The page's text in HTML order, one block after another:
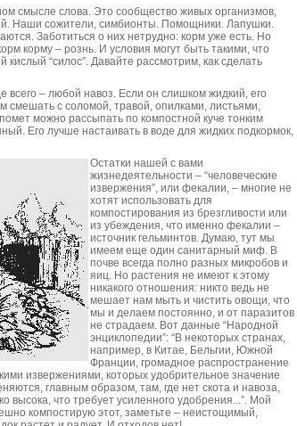
смысле слова. Это сообщество живых организмов,
Наши сожители, симбионты. Помощники. Лапушки.
Заботиться о них нетрудно: корм уже есть. Но
корму – рознь. И условия могут быть такими, что
кислый “силос”. Давайте рассмотрим, как сделать
всего – любой навоз. Если он слишком жидкий, его
смешать с соломой, травой, опилками, листьями,
можно рассыпать по компостной куче тонким
Его лучше настаивать в воде для жидких подкормок,
Остатки нашей с вами
жизнедеятельности – “человеческие
извержения”, или фекалии, – многие не
хотят использовать для
компостирования из брезгливости или
из убеждения, что именно фекалии –
источник гельминтов. Думаю, тут мы
имеем еще один санитарный миф. В
почве всегда полно разных микробов и
яиц. Но растения не имеют к этому
никакого отношения: никто ведь не
мешает нам мыть и чистить овощи, что
мы и делаем постоянно, и от паразитов
не страдаем. Вот данные “Народной
энциклопедии”: “В некоторых странах,
например, в Китае, Бельгии, Южной
Франции, громадное распространение
извержениями, которых удобрительное значение
главным образом, там, где нет скота и навоза,
высока, что требует усиленного удобрения...”. Мой
компостирую этот, заметьте – неистощимый,